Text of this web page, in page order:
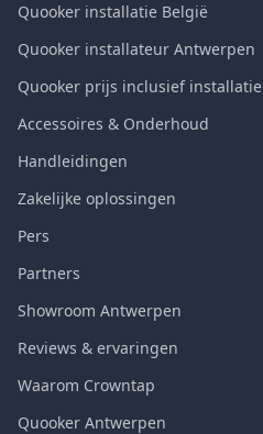
Quooker installatie België
Quooker installateur Antwerpen
Quooker prijs inclusief installatie
Accessoires & Onderhoud
Handleidingen
Zakelijke oplossingen
Pers
Partners
Showroom Antwerpen
Reviews & ervaringen
Waarom Crowntap
Quooker Antwerpen